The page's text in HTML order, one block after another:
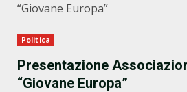
“Giovane Europa”
Politica
Presentazione
“Giovane Europa”